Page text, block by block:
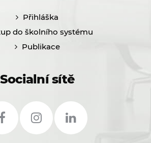
Přihláška
do školního systému
Publikace
Socialní sítě